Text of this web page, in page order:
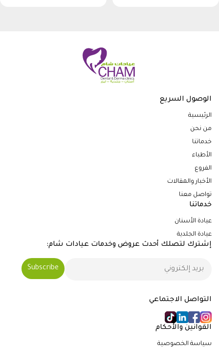
الوصول السريع
الرئيسية
من نحن
خدماتنا
الأطباء
الفروع
الأخبار والمقالات
تواصل معنا
خدماتنا
عيادة الأسنان
عيادة الجلدية
إشترك لتصلك أحدث عروض وخدمات عيادات شام:
التواصل الاجتماعي
القوانين والأحكام
سياسة الخصوصية